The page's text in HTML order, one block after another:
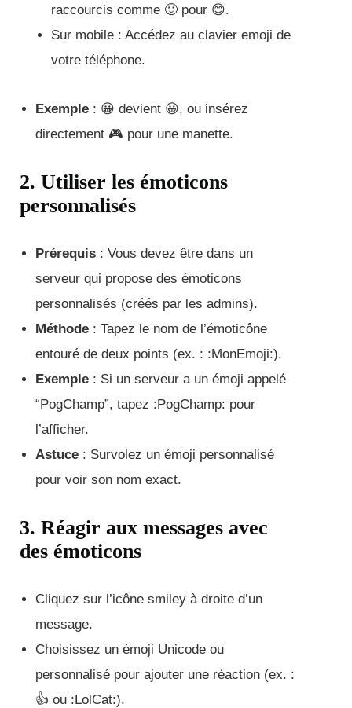
raccourcis comme 🙂 pour 😊.
Sur mobile : Accédez au clavier emoji de
votre téléphone.
Exemple : 😀 devient 😀, ou insérez
directement 🎮 pour une manette.
2. Utiliser les émoticons
personnalisés
Prérequis : Vous devez être dans un
serveur qui propose des émoticons
personnalisés (créés par les admins).
Méthode : Tapez le nom de l’émoticône
entouré de deux points (ex. : :MonEmoji:).
Exemple : Si un serveur a un émoji appelé
“PogChamp”, tapez :PogChamp: pour
l’afficher.
Astuce : Survolez un émoji personnalisé
pour voir son nom exact.
3. Réagir aux messages avec
des émoticons
Cliquez sur l’icône smiley à droite d’un
message.
Choisissez un émoji Unicode ou
personnalisé pour ajouter une réaction (ex. :
👍 ou :LolCat:).